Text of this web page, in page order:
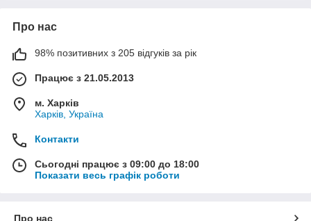
Про нас
98% позитивних з 205 відгуків за рік
Працює з 21.05.2013
м. Харків
Харків, Україна
Контакти
Сьогодні працює з 09:00 до 18:00
Показати весь графік роботи
Про нас